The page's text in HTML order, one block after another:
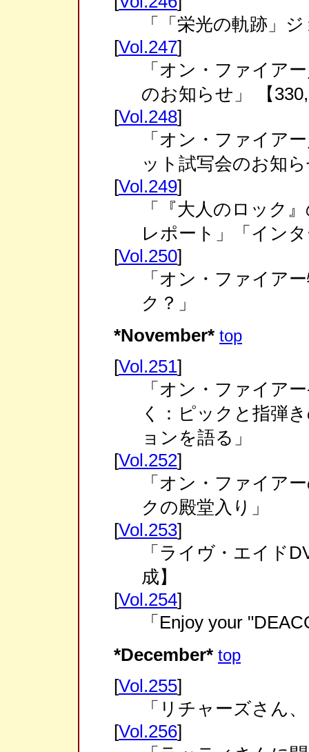
「「栄光の軌跡」
[Vol.247]
「オン・ファイア
のお知らせ」 【
[Vol.248]
「オン・ファイア
ット試写会のお知
[Vol.249]
「『大人のロック
レポート」「イン
[Vol.250]
「オン・ファイア
ク？」
*November* top
[Vol.251]
「オン・ファイア
く：ピックと指弾
ョンを語る」
[Vol.252]
「オン・ファイア
クの殿堂入り」
[Vol.253]
「ライヴ・エイド
成】
[Vol.254]
「Enjoy your
*December* top
[Vol.255]
「リチャーズさん
[Vol.256]